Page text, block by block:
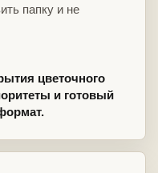
папку и не
цветочного
и готовый